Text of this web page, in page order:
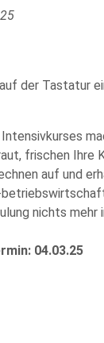
frischen Ihre
auf und
nichts
04.03.25